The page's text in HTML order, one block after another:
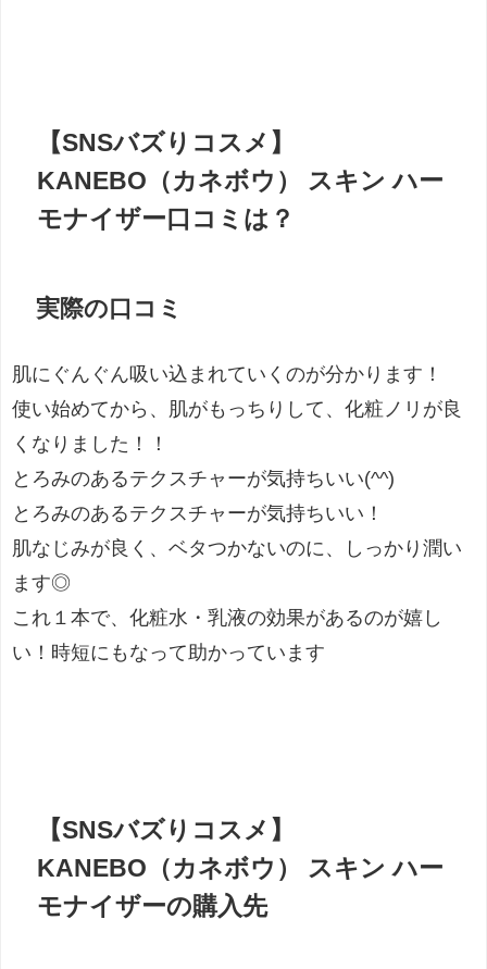
【SNSバズりコスメ】
KANEBO（カネボウ） スキン ハー
モナイザー口コミは？
実際の口コミ
肌にぐんぐん吸い込まれていくのが分かります！
使い始めてから、肌がもっちりして、化粧ノリが良
くなりました！！
とろみのあるテクスチャーが気持ちいい(^^)
とろみのあるテクスチャーが気持ちいい！
肌なじみが良く、ベタつかないのに、しっかり潤い
ます◎
これ１本で、化粧水・乳液の効果があるのが嬉し
い！時短にもなって助かっています
【SNSバズりコスメ】
KANEBO（カネボウ） スキン ハー
モナイザーの購入先